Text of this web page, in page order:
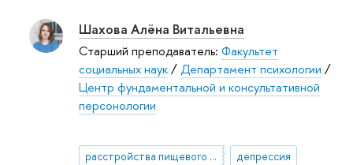
Шахова Алёна Витальевна
Старший преподаватель: Факультет
социальных наук/Департамент психологии /
Центр фундаментальной и консультативной
персонологии
расстройства пищевого поведения депрессия